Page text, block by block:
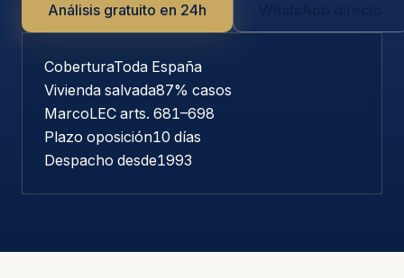
Análisis gratuito en 24h
CoberturaToda España
Vivienda salvada87% casos
MarcoLEC arts. 681–698
Plazo oposición10 días
Despacho desde1993